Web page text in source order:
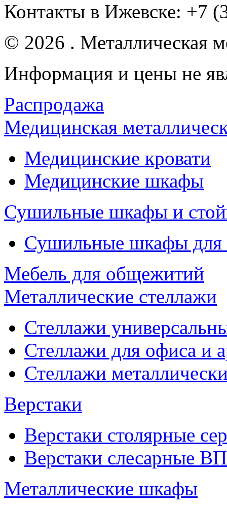
Контакты в Ижевске: +7
© 2026 . Металлическая
Информация и цены не
Распродажа
Медицинская
Медицинские кровати
Медицинские шкафы
Сушильные шкафы и
Сушильные шкафы
Мебель для общежитий
Металлические стеллажи
Стеллажи
Стеллажи для офиса и
Стеллажи
Верстаки
Верстаки столярные
Верстаки слесарные ВП
Металлические шкафы